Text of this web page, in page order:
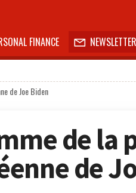
FINANCE 
de Joe Biden
de la
de